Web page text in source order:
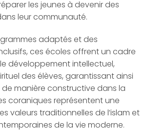
les jeunes à devenir des
leur communauté.
adaptés et des
ces écoles offrent un cadre
développement intellectuel,
des élèves, garantissant ainsi
de manière constructive dans la
coraniques représentent une
valeurs traditionnelles de l’islam et
de la vie moderne.